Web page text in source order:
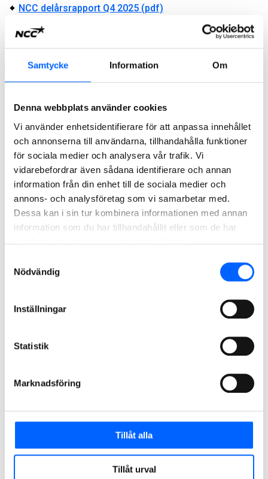
Samtycke Information Om
Denna webbplats använder cookies
Vi använder enhetsidentifierare för att anpassa innehållet
och annonserna till användarna, tillhandahålla funktioner
för sociala medier och analysera vår trafik. Vi
vidarebefordrar även sådana identifierare och annan
information från din enhet till de sociala medier och
annons- och analysföretag som vi samarbetar med.
Dessa kan i sin tur kombinera informationen med annan
information som du har tillhandahållit eller som de har
Nödvändig
Inställningar
Statistik
Marknadsföring
Tillåt alla
Tillåt urval
NCC delårsrapport Q4 2025 (pdf)
Presentation delårsrapport Q4 2025 (pdf)
Delårsrapport tredje
kvartalet 2025
NCC:s delårsrapport för det tredje kvartalet 2025
offentliggjordes torsdag den 23 oktober 2025.
NCC delårsrapport Q3 2025 (pdf)
Presentation delårsrapport Q3 2025 (pdf)
Webcast Q3 2025
Delårsrapport andra
NCC:s delårsrapport för det andra kvartalet 2025
NCC delårsrapport Q2 2025 (pdf)
Audiocast Q2 2025
Delårsrapport första
kvartalet 2025
NCC:s delårsrapport för det första kvartalet 2025
offentliggjordes tisdagen den 29 april 2025
NCC delårsrapport Q1 2025 (pdf)